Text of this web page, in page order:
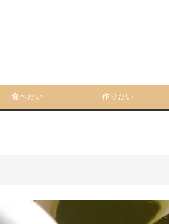
食べたい 作りたい